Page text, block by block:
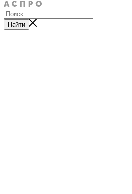
Найти